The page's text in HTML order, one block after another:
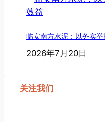
临安南方水泥：以务实
2026年7月20日
关注我们